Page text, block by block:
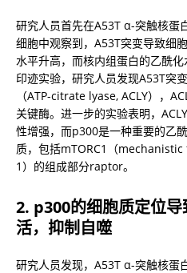
研究人员首先在A53T α-突触核蛋
细胞中观察到，A53T突变导致细
水平升高，而核内组蛋白的乙酰
印迹实验，研究人员发现A53T突
（ATP-citrate lyase, ACLY），
关键酶。进一步的实验表明，
性增强，而p300是一种重要的乙
质，包括mTORC1（
1）的组成部分raptor。
2. p300的细胞质定位
活，抑制自噬
研究人员发现，A53T α-突触核蛋